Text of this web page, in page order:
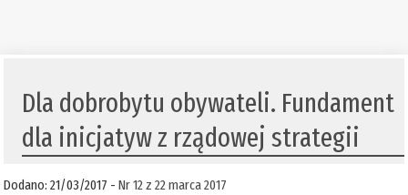
Dla dobrobytu obywateli. Fundament
dla inicjatyw z rządowej strategii
Dodano: 21/03/2017 -Nr 12 z 22 marca 2017